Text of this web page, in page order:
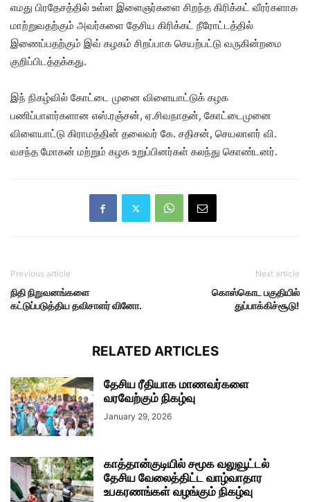
எமது பிரதேசத்தில் உள்ள இளைஞர்களை சிறந்த கிரிக்கட் வீரர்களாக
மாற்றுவதற்கும் அவர்களை தேசிய கிரிக்கட் நீரோட்டத்தில்
இணைப்பதற்கும் இவ் கழகம் சிறப்பாக செயற்பட்டு வருகின்றமை
குறிப்பிடத்தக்கது.
இந் நிகழ்வில் கோட்டை முனை விளையாட்டுக் கழக
பணிப்பாளர்களான எஸ்.ரஞ்சன், ஏ.சிவநாதன், கோட்டைமுனை
விளையாட்டு கிராமத்தின் தலைவர் கே. சதிசன், செயலாளர் வி.
வசந்த மோகன் மற்றும் கழக உறுப்பினர்கள் கலந்து கொண்டனர்.
Previous article
நிதி நிறுவனங்களை
கட்டுப்படுத்திய தவிசாளர் வினோ.
Next article
கொஸ்கொட பகுதியில்
துப்பாக்கிச்சூடு!
RELATED ARTICLES
தேசிய ரீதியாக மாணவர்களை
வரவேற்கும் நிகழ்வு
January 29, 2026
காத்தான்குடியில் சமூக வலுவூட்டல்
தேசிய வேலைத்திட்ட வாழ்வாதார
உபகரணங்கள் வழங்கும் நிகழ்வு